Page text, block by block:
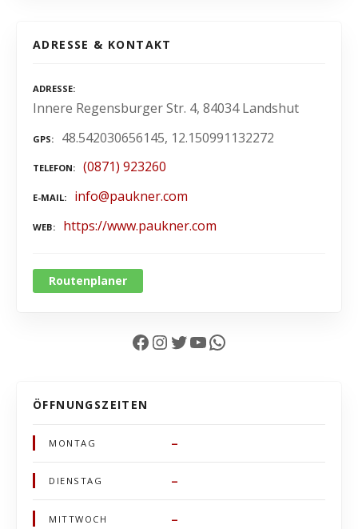
ADRESSE & KONTAKT
ADRESSE
Innere Regensburger Str. 4, 84034 Landshut
GPS 48.542030656145, 12.150991132272
TELEFON (0871) 923260
E-MAIL info@paukner.com
WEB https://www.paukner.com
Routenplaner
Facebook InstagramTwitter YouTube WhatsApp
ÖFFNUNGSZEITEN
MONTAG –
DIENSTAG –
MITTWOCH –